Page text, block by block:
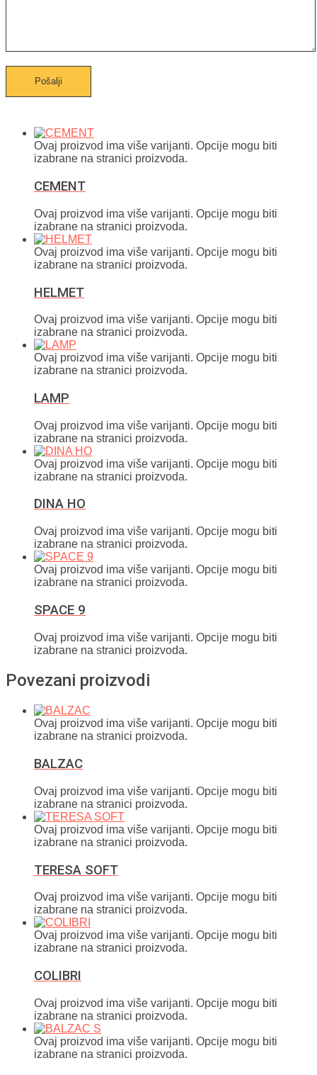
Ovaj proizvod ima više varijanti. Opcije mogu biti
izabrane na stranici proizvoda.
CEMENT
Ovaj proizvod ima više varijanti. Opcije mogu biti
izabrane na stranici proizvoda.
Ovaj proizvod ima više varijanti. Opcije mogu biti
izabrane na stranici proizvoda.
HELMET
Ovaj proizvod ima više varijanti. Opcije mogu biti
izabrane na stranici proizvoda.
Ovaj proizvod ima više varijanti. Opcije mogu biti
izabrane na stranici proizvoda.
LAMP
Ovaj proizvod ima više varijanti. Opcije mogu biti
izabrane na stranici proizvoda.
Ovaj proizvod ima više varijanti. Opcije mogu biti
izabrane na stranici proizvoda.
DINA HO
Ovaj proizvod ima više varijanti. Opcije mogu biti
izabrane na stranici proizvoda.
Ovaj proizvod ima više varijanti. Opcije mogu biti
izabrane na stranici proizvoda.
SPACE 9
Ovaj proizvod ima više varijanti. Opcije mogu biti
izabrane na stranici proizvoda.
Povezani proizvodi
Ovaj proizvod ima više varijanti. Opcije mogu biti
izabrane na stranici proizvoda.
BALZAC
Ovaj proizvod ima više varijanti. Opcije mogu biti
izabrane na stranici proizvoda.
Ovaj proizvod ima više varijanti. Opcije mogu biti
izabrane na stranici proizvoda.
TERESA SOFT
Ovaj proizvod ima više varijanti. Opcije mogu biti
izabrane na stranici proizvoda.
Ovaj proizvod ima više varijanti. Opcije mogu biti
izabrane na stranici proizvoda.
COLIBRI
Ovaj proizvod ima više varijanti. Opcije mogu biti
izabrane na stranici proizvoda.
Ovaj proizvod ima više varijanti. Opcije mogu biti
izabrane na stranici proizvoda.